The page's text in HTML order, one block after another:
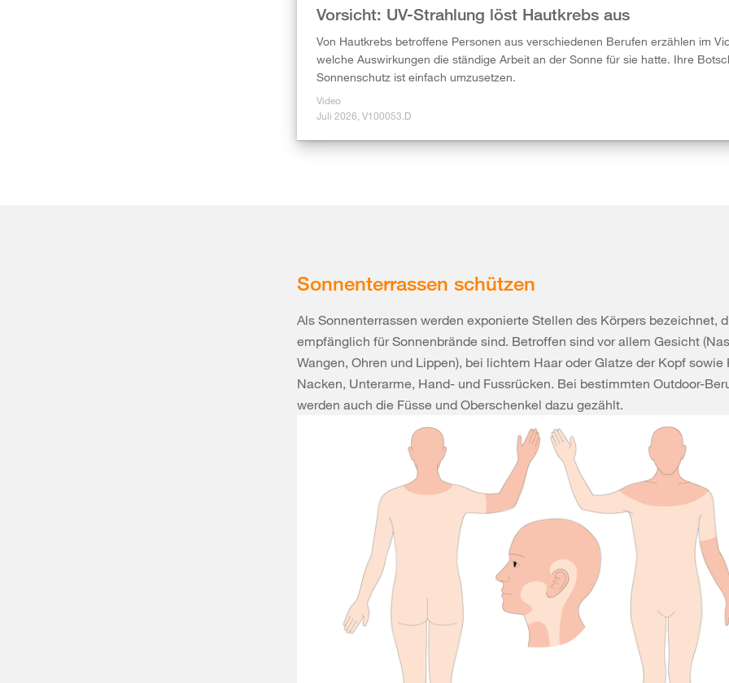
Vorsicht: UV-Strahlung löst Hautkrebs aus
Von Hautkrebs betroffene Personen aus verschiedenen Berufen erzählen im
welche Auswirkungen die ständige Arbeit an der Sonne für sie hatte. Ihre
Sonnenschutz ist einfach umzusetzen.
Video
Juli 2026, V100053.D
Sonnenterrassen schützen
Als Sonnenterrassen werden exponierte Stellen des Körpers bezeichnet,
empfänglich für Sonnenbrände sind. Betroffen sind vor allem Gesicht
Wangen, Ohren und Lippen), bei lichtem Haar oder Glatze der Kopf sowie
Nacken, Unterarme, Hand- und Fussrücken. Bei bestimmten Outdoor-
werden auch die Füsse und Oberschenkel dazu gezählt.